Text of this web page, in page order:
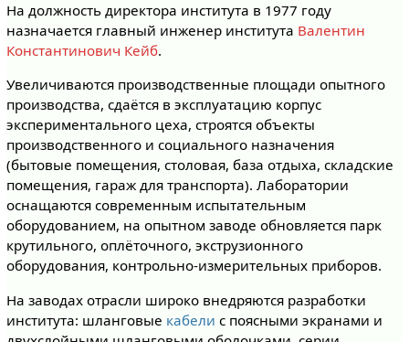
На должность директора института в 1977 году
назначается главный инженер института Валентин
Константинович Кейб.
Увеличиваются производственные площади опытного
производства, сдаётся в эксплуатацию корпус
экспериментального цеха, строятся объекты
производственного и социального назначения
(бытовые помещения, столовая, база отдыха, складские
помещения, гараж для транспорта). Лаборатории
оснащаются современным испытательным
оборудованием, на опытном заводе обновляется парк
крутильного, оплёточного, экструзионного
оборудования, контрольно-измерительных приборов.
На заводах отрасли широко внедряются разработки
института: шланговые кабели с поясными экранами и